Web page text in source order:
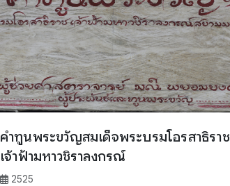
ลาว
ไทขึน
ไทย
ไทลื้อ
ไทลื้อ (ใหม่)
ไทใหญ่
คำทูนพระขวัญสมเด็จพระบรมโอรสาธิราช
เจ้าฟ้ามหาวชิราลงกรณ์
2525